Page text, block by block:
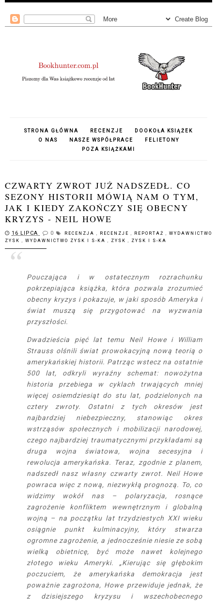
STRONA GŁÓWNA RECENZJE
DOOKOŁA KSIĄŻEK
O NAS
NASZE WSPÓŁPRACE
FELIETONY
POZA KSIĄŻKAMI
CZWARTY ZWROT JUŻ NADSZEDŁ. CO
SEZONY HISTORII MÓWIĄ NAM O TYM,
JAK I KIEDY ZAKOŃCZY SIĘ OBECNY
KRYZYS - NEIL HOWE
16 LIPCA 0 RECENZJA , RECENZJE , REPORTAŻ ,WYDAWNICTWO
ZYSK , WYDAWNICTWO ZYSK I S-KA , ZYSK , ZYSK I S-KA
Pouczająca i w ostatecznym rozrachunku
pokrzepiająca książka, która pozwala zrozumieć
obecny kryzys i pokazuje, w jaki sposób Ameryka i
świat muszą się przygotować na wyzwania
przyszłości.
Dwadzieścia pięć lat temu Neil Howe i William
Strauss olśnili świat prowokacyjną nową teorią o
amerykańskiej historii. Patrząc wstecz na ostatnie
500 lat, odkryli wyraźny schemat: nowożytna
historia przebiega w cyklach trwających mniej
więcej osiemdziesiąt do stu lat, podzielonych na
cztery zwroty. Ostatni z tych okresów jest
najbardziej niebezpieczny, stanowiąc okres
wstrząsów społecznych i mobilizacji narodowej,
czego najbardziej traumatycznymi przykładami są
druga wojna światowa, wojna secesyjna i
rewolucja amerykańska. Teraz, zgodnie z planem,
nadszedł nasz własny czwarty zwrot. Neil Howe
powraca więc z nową, niezwykłą prognozą. To, co
widzimy wokół nas – polaryzacja, rosnące
zagrożenie konfliktem wewnętrznym i globalną
wojną – na początku lat trzydziestych XXI wieku
osiągnie punkt kulminacyjny, który stwarza
ogromne zagrożenie, a jednocześnie niesie ze sobą
wielką obietnicę, być może nawet kolejnego
złotego wieku Ameryki. „Kierując się głębokim
poczuciem, że amerykańska demokracja jest
poważnie zagrożona, Howe przewiduje jednak, że
z dzisiejszego kryzysu i wszechobecnego